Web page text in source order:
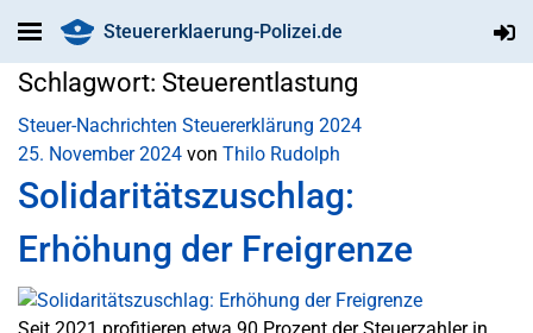
Steuererklaerung-Polizei.de
Schlagwort: Steuerentlastung
Steuer-Nachrichten Steuererklärung 2024
25. November 2024 von Thilo Rudolph
Solidaritätszuschlag:
Erhöhung der Freigrenze